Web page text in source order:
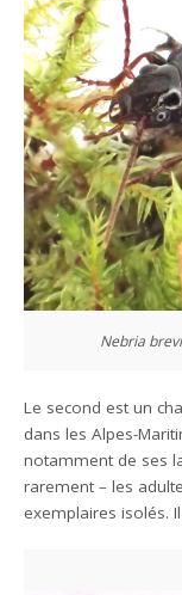
Nebria
Le second est un
dans les Alpes-
notamment de ses
rarement – les
exemplaires isolés. Il